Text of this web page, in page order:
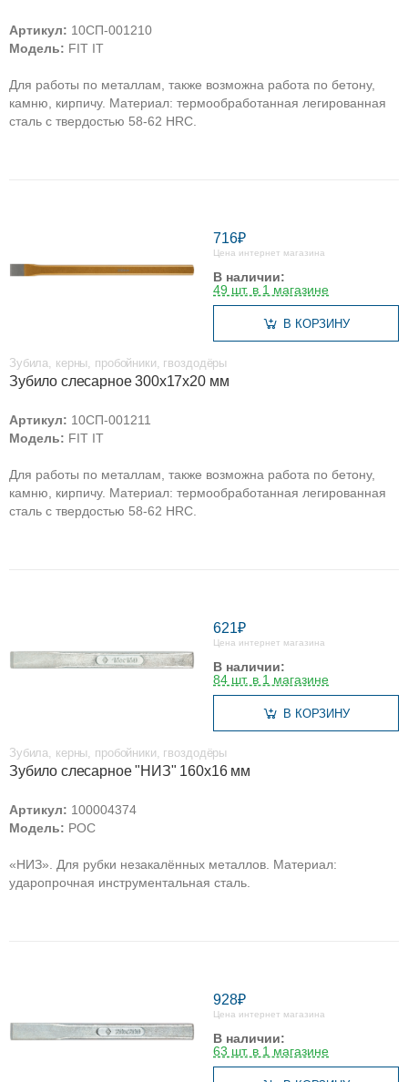
Артикул: 10СП-001210
Модель: FIT IT
Для работы по металлам, также возможна работа по бетону,
камню, кирпичу. Материал: термообработанная легированная
сталь с твердостью 58-62 HRC.
716₽
Цена интернет магазина
В наличии:
49 шт. в 1 магазине
В КОРЗИНУ
Зубила, керны, пробойники, гвоздодёры
Зубило слесарное 300х17х20 мм
Артикул: 10СП-001211
Модель: FIT IT
Для работы по металлам, также возможна работа по бетону,
камню, кирпичу. Материал: термообработанная легированная
сталь с твердостью 58-62 HRC.
621₽
Цена интернет магазина
В наличии:
84 шт. в 1 магазине
В КОРЗИНУ
Зубила, керны, пробойники, гвоздодёры
Зубило слесарное "НИЗ" 160х16 мм
Артикул: 100004374
Модель: РОС
«НИЗ». Для рубки незакалённых металлов. Материал:
ударопрочная инструментальная сталь.
928₽
Цена интернет магазина
В наличии:
63 шт. в 1 магазине